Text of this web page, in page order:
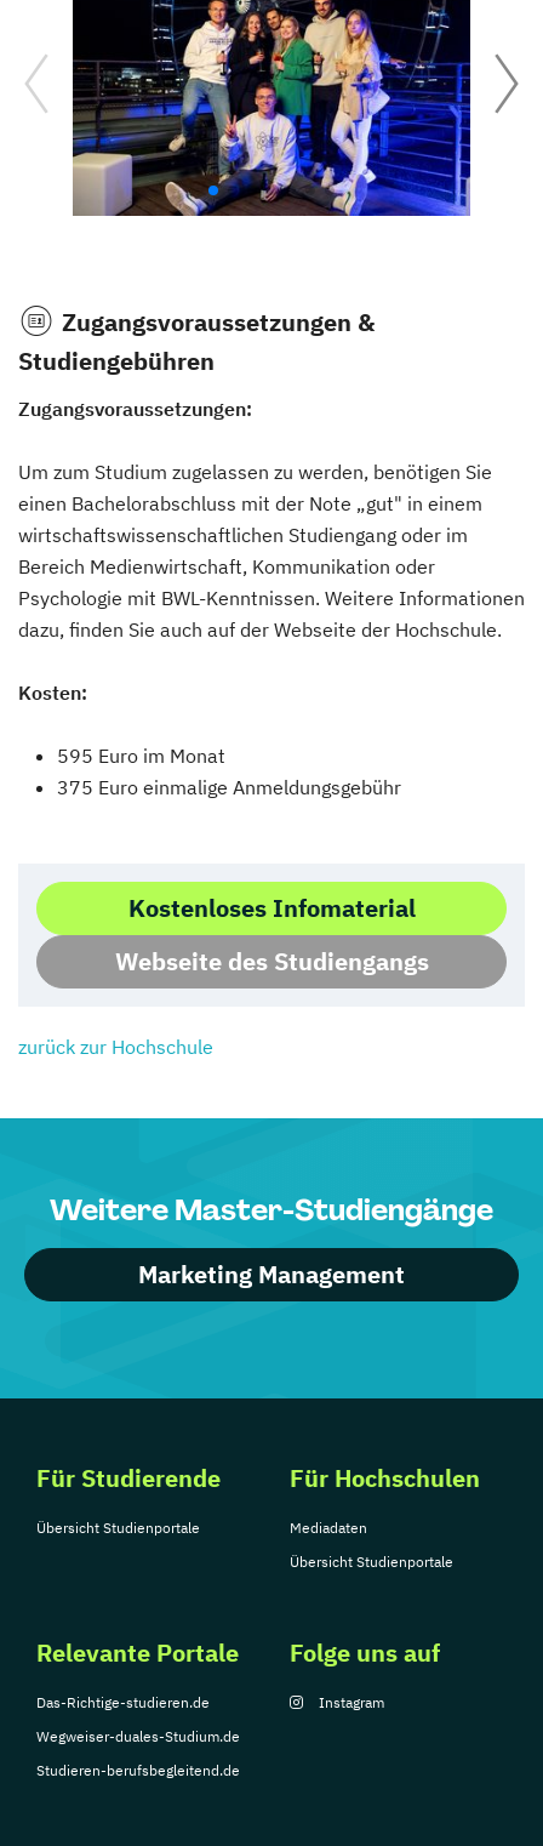
Zugangsvoraussetzungen &
Studiengebühren
Zugangsvoraussetzungen:
Um zum Studium zugelassen zu werden, benötigen Sie
einen Bachelorabschluss mit der Note „gut" in einem
wirtschaftswissenschaftlichen Studiengang oder im
Bereich Medienwirtschaft, Kommunikation oder
Psychologie mit BWL-Kenntnissen. Weitere Informationen
dazu, finden Sie auch auf der Webseite der Hochschule.
Kosten:
595 Euro im Monat
375 Euro einmalige Anmeldungsgebühr
Kostenloses Infomaterial
Webseite des Studiengangs
zurück zur Hochschule
Weitere Master-Studiengänge
Marketing Management
Für Studierende
Übersicht Studienportale
Für Hochschulen
Mediadaten
Übersicht Studienportale
Relevante Portale
Das-Richtige-studieren.de
Wegweiser-duales-Studium.de
Studieren-berufsbegleitend.de
Folge uns auf
Instagram